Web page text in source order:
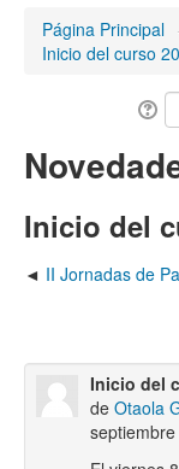
Página Principal
Inicio del curso
Inicio del
II Jornadas de
Inicio del
de Otaola